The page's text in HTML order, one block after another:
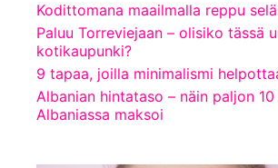
Kodittomana maailmalla reppu
Paluu Torreviejaan – olisiko tässä
kotikaupunki?
9 tapaa, joilla minimalismi
Albanian hintataso – näin paljon
Albaniassa maksoi